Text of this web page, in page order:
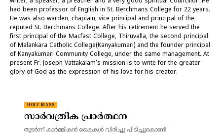
had been professor of English in St. Berchmans College for 22 years.
He was also warden, chaplain, vice principal and principal of the
reputed St. Berchmans College. After his retirement he served the
first principal of the Macfast College, Thiruvalla, the second principal
of Malankara Catholic College(Kanyakumari) and the founder principal
of Kanyakumari Community College, under the same management. At
present Fr. Joseph Vattakalam's mission is to write for the greater
glory of God as the expression of his love for his creator.
HOLY MASS
സാർവത്രിക പ്രാർത്ഥന
തുടർന്ന് കാർമ്മികൻ കൈകൾ വിരിച്ചു പിടിച്ചുകൊണ്ട്